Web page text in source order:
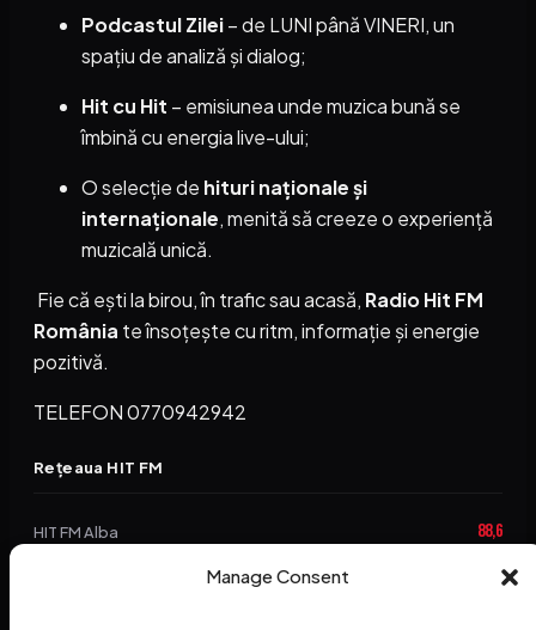
Manage Consent
Podcastul Zilei– de LUNI până VINERI, un
spațiu de analiză și dialog;
Hit cu Hit – emisiunea unde muzica bună se
îmbină cu energia live-ului;
O selecție de hituri naționale și
internaționale, menită să creeze o experiență
muzicală unică.
Fie că ești la birou, în trafic sau acasă, Radio Hit FM
România te însoțește cu ritm, informație și energie
pozitivă.
TELEFON 0770942942
Rețeaua HIT FM
HIT FM Alba 88,6
94,2